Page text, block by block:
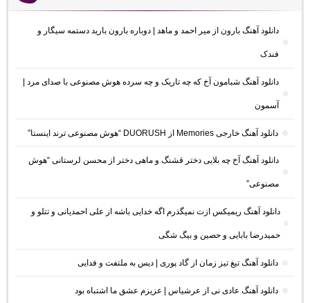
دانلود آهنگ بارون از میر احمد و ماهد | دوباره بارون بارید دستمه سیگار و
فندک
دانلود آهنگ شبامون آخ که چه تاریک و چه سرده هوش مصنوعی با صدای مرد |
آسمون
دانلود آهنگ خارجی Memories از DUORUSH “هوش مصنوعی ترند اینستا”
دانلود آهنگ آخ چه بلایی دختر قشنگ و ماهی دختر از محسن لرستانی “هوش
مصنوعی”
دانلود آهنگ ریمیکس ازت نمیگذرم اگه خدایی باشه از علی احمدیانی و تتلو و
حمیدرضا بابایی و حصین و بیگ شگی
دانلود آهنگ تیغ تیز زمان از گاد پوری | دیس به ملتفت و فدایی
دانلود آهنگ عادی نی از عرشیاس | عزیزم عشق ما اشتباه بود